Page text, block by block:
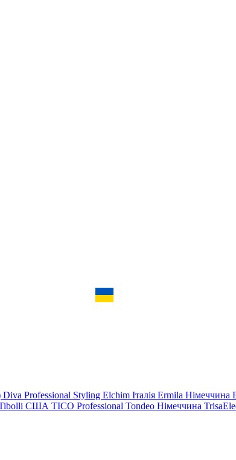
Diva Professional Styling Elchim Італія Ermila Німеччина
США TICO Professional Tondeo Німеччина